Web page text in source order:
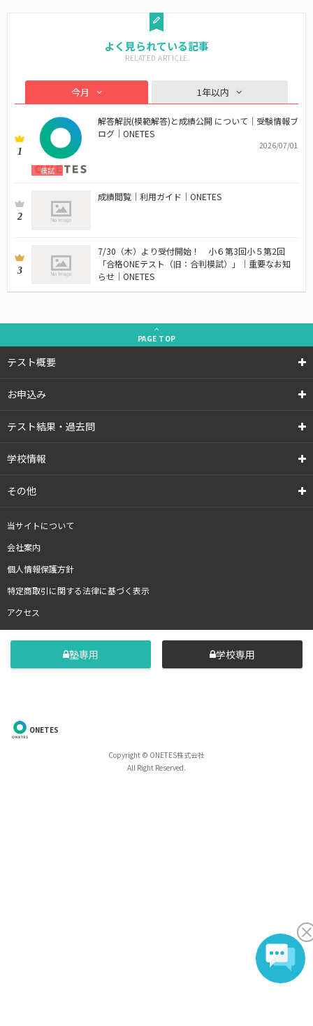
よく見られている記事
今月 1年以内
1
模試
解答解説(模範解答)と成績公開 について｜受験情報ブ
ログ｜ONETES
2026/07/01
2
成績閲覧｜利用ガイド｜ONETES
3
7/30（木）より受付開始！ 小６第3回小５第2回
「合格ONEテスト（旧：合判模試）」｜重要なお知
らせ｜ONETES
PAGE TOP
テスト概要
お申込み
テスト結果・過去問
学校情報
その他
当サイトについて
会社案内
個人情報保護方針
特定商取引に関する法律に基づく表示
アクセス
塾専用 学校専用
ONETES
Copyright © ONETES株式会社
All Right Reserved.